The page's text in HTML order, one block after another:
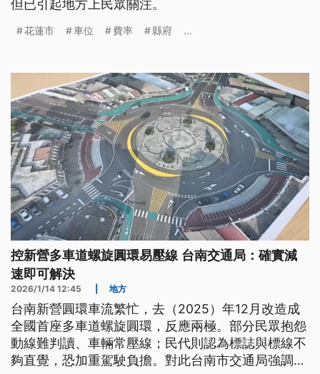
但已引起地方上民眾關注。
花蓮市 車位 費率 縣府 ...
控新營多車道螺旋圓環易壓線 台南交通局：確實減
速即可解決
2026/1/14 12:45 地方
台南新營圓環車流繁忙，去（2025）年12月改造成
全國首座多車道螺旋圓環，反應兩極。部分民眾抱怨
動線難判讀、車輛常壓線；民代則認為標誌與標線不
夠直覺，恐加重駕駛負擔。對此台南市交通局強調，